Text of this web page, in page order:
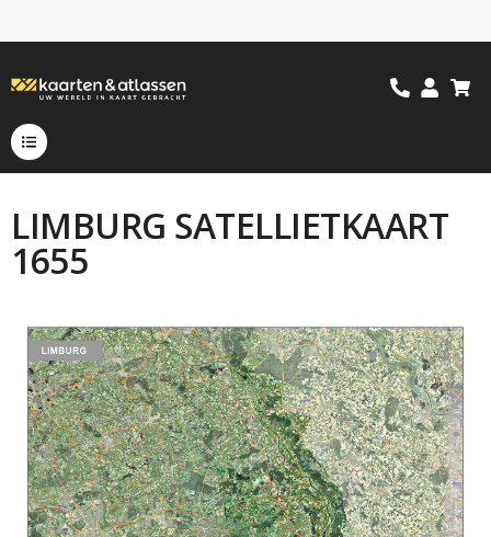
LIMBURG SATELLIETKAART
1655